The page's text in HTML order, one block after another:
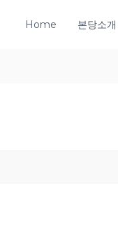
Home 본당소개